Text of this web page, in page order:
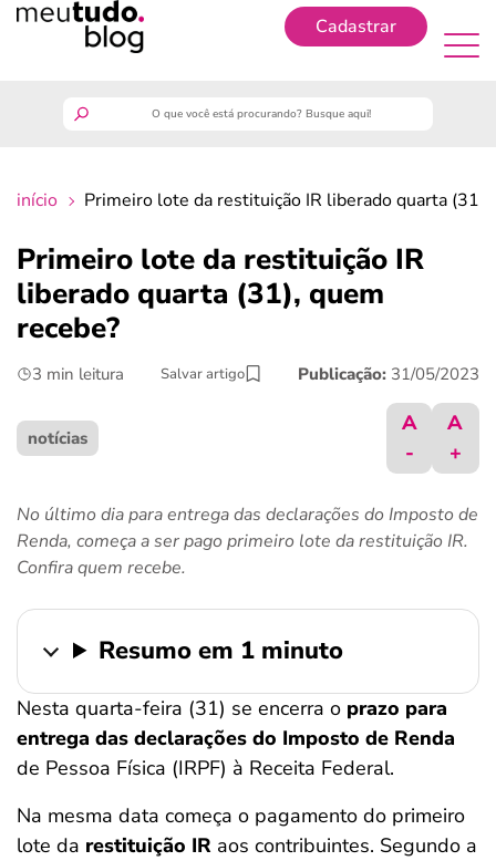
Cadastrar
finanças
benefícios
últimas notícias
ferramentas
início Primeiro lote da restituição IR liberado quarta (31),
Primeiro lote da restituição IR
liberado quarta (31), quem
recebe?
3 min leitura Salvar artigo Publicação: 31/05/2023
notícias
A
-
A
+
No último dia para entrega das declarações do Imposto de
Renda, começa a ser pago primeiro lote da restituição IR.
Confira quem recebe.
Resumo em 1 minuto
Nesta quarta-feira (31) se encerra o prazo para
entrega das declarações do Imposto de Renda
de Pessoa Física (IRPF) à Receita Federal.
Na mesma data começa o pagamento do primeiro
lote da restituição IR aos contribuintes. Segundo a